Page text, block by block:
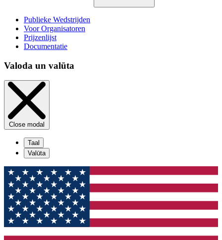
Publieke Wedstrijden
Voor Organisatoren
Prijzenlijst
Documentatie
Valoda un valūta
Close modal
Taal
Valūta